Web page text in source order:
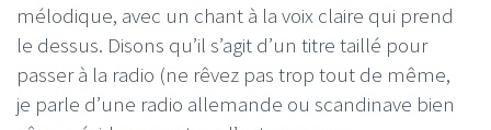
mélodique, avec un chant à la voix claire qui prend
le dessus. Disons qu’il s’agit d’un titre taillé pour
passer à la radio (ne rêvez pas trop tout de même,
je parle d’une radio allemande ou scandinave bien